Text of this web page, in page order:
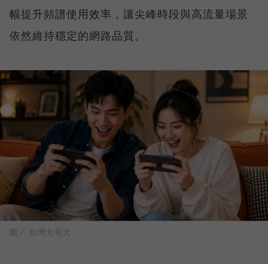
幅提升頻譜使用效率，讓尖峰時段與高流量場景
依然維持穩定的網路品質。
圖／ 台灣大哥大